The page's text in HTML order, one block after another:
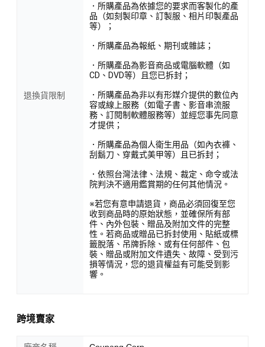
退換貨限制
．所購產品為依據您的要求而客製化的產
品（如刻製印章、訂製服、相片印製產品
等）；
．所購產品為報紙、期刊或雜誌；
．所購產品為影音商品或電腦軟體（如
CD、DVD等）且您已拆封；
．所購產品為非以有形媒介提供的數位內
容或線上服務（如電子書、影音串流服
務、訂閱制軟體服務等）並經您事先同意
才提供；
．所購產品為個人衛生用品（如內衣褲、
刮鬍刀、穿戴式美甲等）且已拆封；
．依照台灣法律、法規、裁定、命令或法
院判決不適用鑑賞期的任何其他情況。
※若您有意申請退貨，商品必須回復至您
收到商品時的原始狀態，並確保所有部
件、內外包裝、贈品及附加文件的完整
性。若商品或贈品已拆封使用、貼紙或標
籤脫落、吊牌拆除、或有任何部件、包
裝、贈品或附加文件遺失、故障、受到污
損等情況，您的退貨權益有可能受到影
響。
跨境賣家